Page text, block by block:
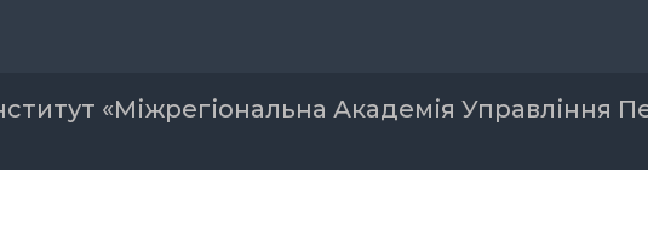
«Міжрегіональна Академія Управління